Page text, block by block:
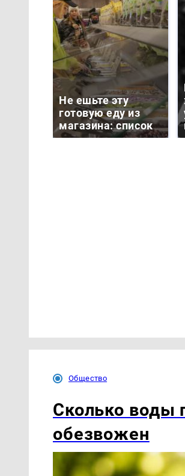
Не ешьте эту
готовую еду из
магазина: список
Общество
Сколько воды
обезвожен